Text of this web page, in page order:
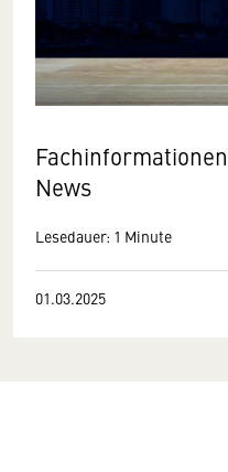
News
Lesedauer: 1 Minute
01.03.2025